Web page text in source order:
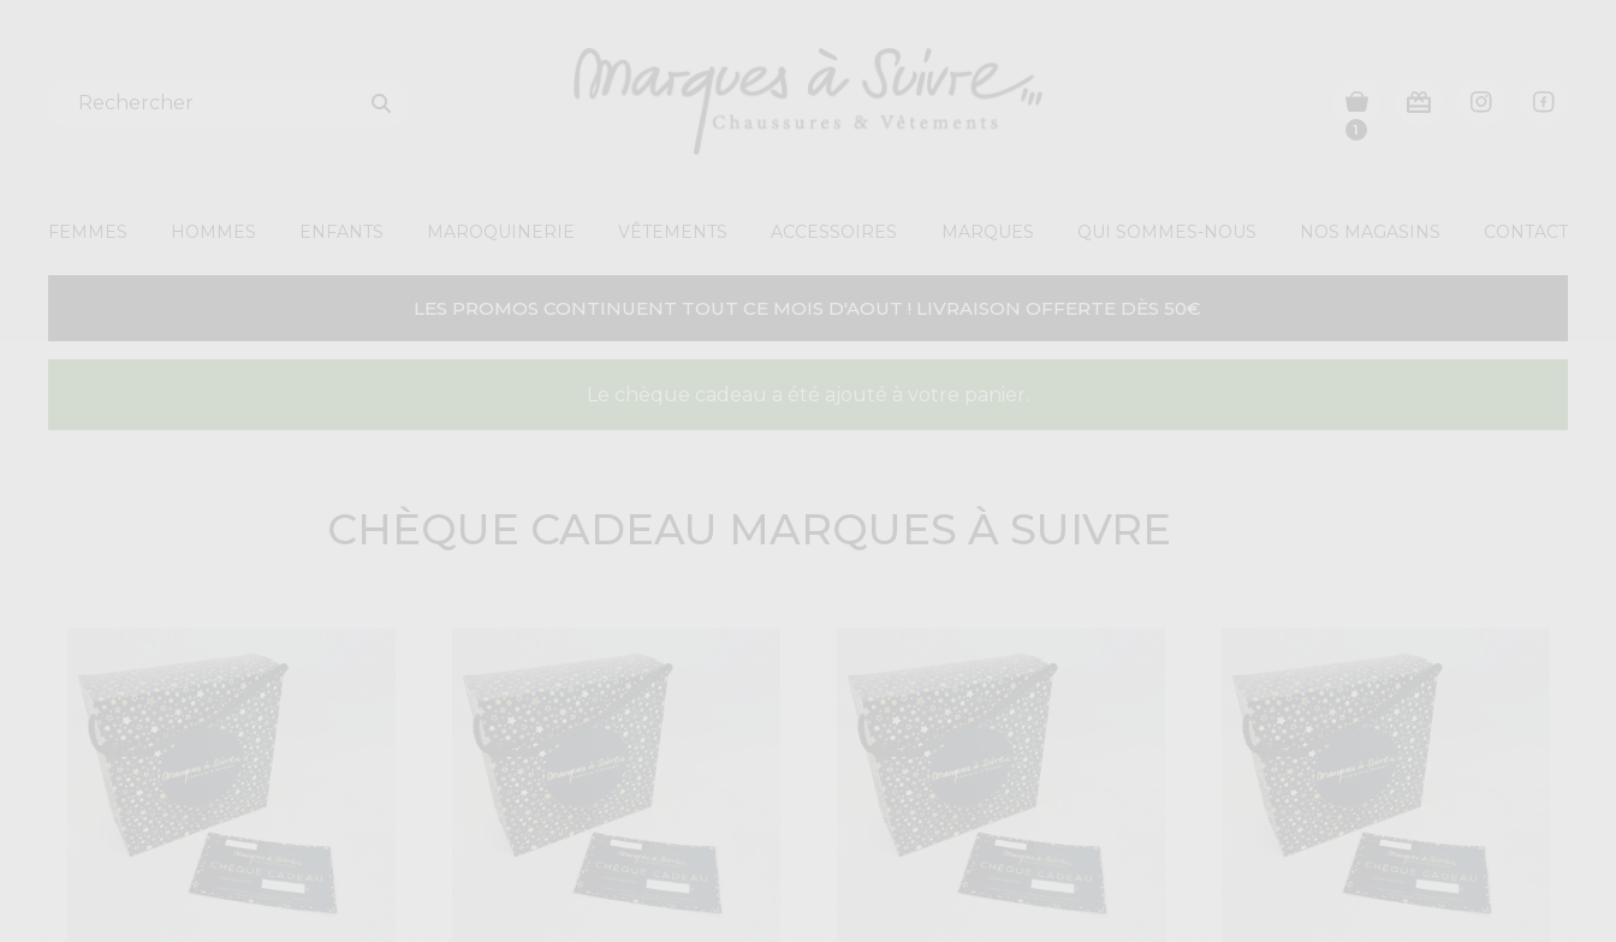
1
FEMMES HOMMES ENFANTS MAROQUINERIE VÊTEMENTS ACCESSOIRES MARQUES QUI SOMMES-NOUS NOS MAGASINS CONTACT
LES PROMOS CONTINUENT TOUT CE MOIS D'AOUT ! LIVRAISON OFFERTE DÈS 50€
Le chèque cadeau a été ajouté à votre panier.
CHÈQUE CADEAU MARQUES À SUIVRE